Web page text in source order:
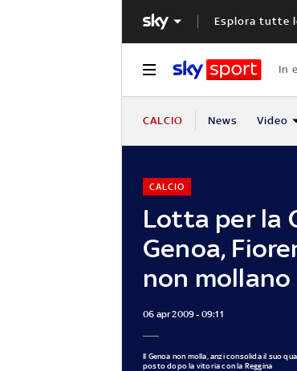
Esplora tutte
In
CALCIO News Video
Lotta per la
Genoa,
non mollano
CALCIO
06 apr 2009 - 09:11
Il Genoa non molla, anzi consolida il suo
posto dopo la vitoria con la Reggina